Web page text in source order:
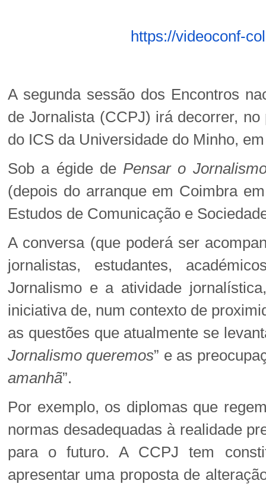
https://videoconf-
A segunda sessão dos Encontros
de Jornalista (CCPJ) irá decorrer,
do ICS da Universidade do Minho,
Sob a égide de Pensar o
(depois do arranque em Coimbra
Estudos de Comunicação e
A conversa (que poderá ser
jornalistas, estudantes,
Jornalismo e a atividade
iniciativa de, num contexto de
as questões que atualmente se
Jornalismo queremos” e as
amanhã”.
Por exemplo, os diplomas que
normas desadequadas à realidade
para o futuro. A CCPJ tem
apresentar uma proposta de